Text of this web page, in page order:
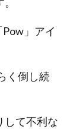
」アイ
く倒し続
して不利な